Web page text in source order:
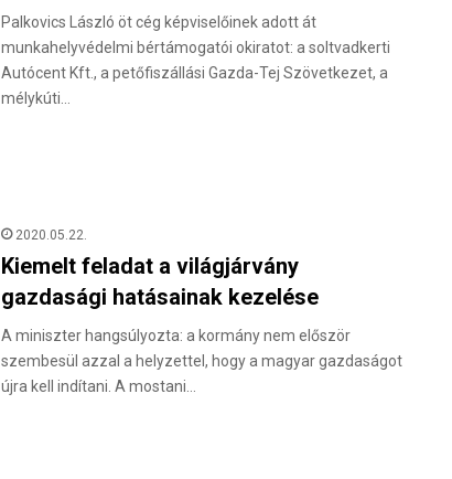
Palkovics László öt cég képviselőinek adott át
munkahelyvédelmi bértámogatói okiratot: a soltvadkerti
Autócent Kft., a petőfiszállási Gazda-Tej Szövetkezet, a
mélykúti…
2020.05.22.
Kiemelt feladat a világjárvány
gazdasági hatásainak kezelése
A miniszter hangsúlyozta: a kormány nem először
szembesül azzal a helyzettel, hogy a magyar gazdaságot
újra kell indítani. A mostani…